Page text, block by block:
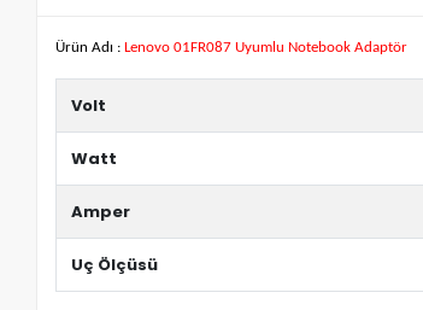
Ürün Adı : Lenovo 01FR087 Uyumlu Notebook Adaptör
Volt
Watt
Amper
Uç Ölçüsü